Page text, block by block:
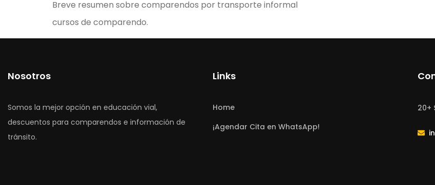
Breve resumen sobre comparendos por transporte informal
cursos de comparendo.
Nosotros
Somos la mejor opción en educación vial,
descuentos para comparendos e información de
tránsito.
Links
Home
¡Agendar Cita en WhatsApp!
20+